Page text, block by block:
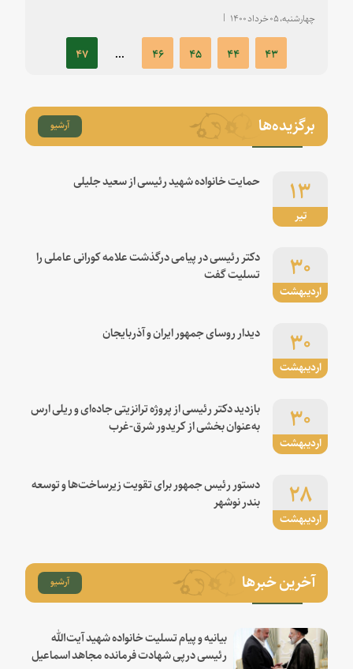
چهارشنبه، ۰۵ خرداد ۱۴۰۰
۴۳ ۴۴ ۴۵ ۴۶ ... ۴۷
برگزیده‌ها آرشیو
تیر
۱۳ حمایت خانواده شهید رئیسی از سعید جلیلی
اردیبهشت
۳۰
دکتر رئیسی در پیامی درگذشت علامه کورانی عاملی را
تسلیت گفت
اردیبهشت
۳۰ دیدار روسای جمهور ایران و آذربایجان
اردیبهشت
۳۰
بازدید دکتر رئیسی از پروژه ترانزیتی جاده‌ای و ریلی ارس
به‌عنوان بخشی از کریدور شرق-غرب
اردیبهشت
۲۸
دستور رئیس جمهور برای تقویت زیرساخت‌ها و توسعه
بندر نوشهر
آخرین خبرها آرشیو
بیانیه و پیام تسلیت خانواده شهید آیت‌الله
رئیسی درپی شهادت فرمانده مجاهد اسماعیل